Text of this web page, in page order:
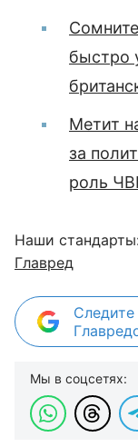
быстро
Метит
за
роль
Наши
Главред
Мы в соцсетях: